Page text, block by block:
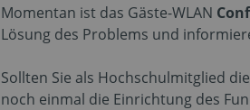
Momentan ist das Gäste-WLAN
Lösung des Problems und
Sollten Sie als Hochschulmitglied
noch einmal die Einrichtung des